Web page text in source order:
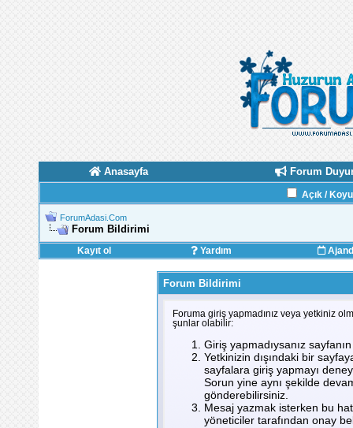
Anasayfa Forum
Açık /
ForumAdasi.Com
Forum Bildirimi
Kayıt ol Yardım
Forum Bildirimi
Foruma giriş yapmadınız veya yetkiniz
şunlar olabilir:
Giriş yapmadıysanız
Yetkinizin dışındaki bir
sayfalara giriş yapmayı
Sorun yine aynı şekilde
gönderebilirsiniz.
Mesaj yazmak isterken bu
yöneticiler tarafından onay